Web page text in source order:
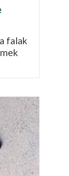
falak